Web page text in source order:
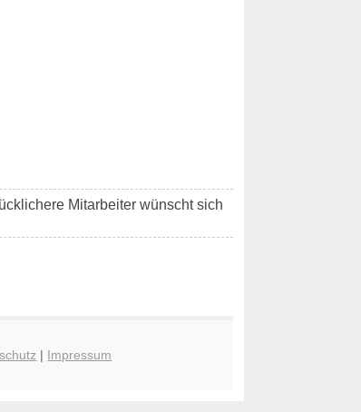
Mitarbeiter wünscht sich
| Impressum